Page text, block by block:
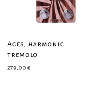
Ages, harmonic
tremolo
279,00 €